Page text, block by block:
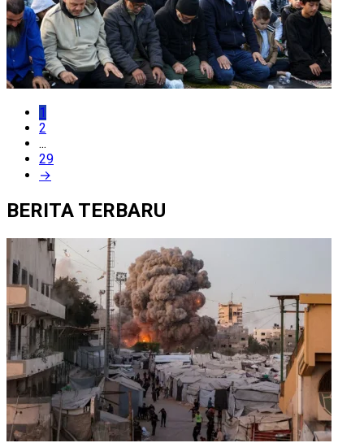
1
2
...
29
→
BERITA TERBARU